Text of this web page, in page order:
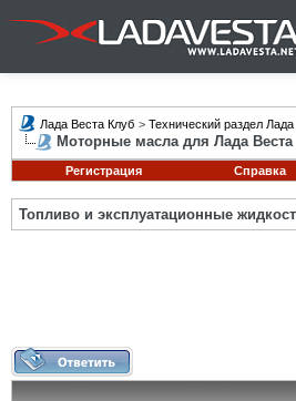
Лада Веста Клуб > Технический раздел
Моторные масла для Лада Веста
Регистрация Справка
Топливо и эксплуатационные